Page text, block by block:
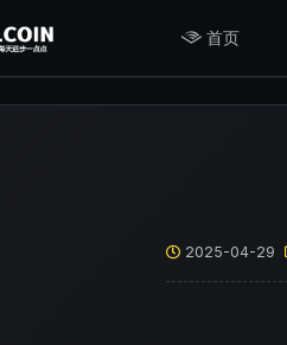
首页
2025-04-29